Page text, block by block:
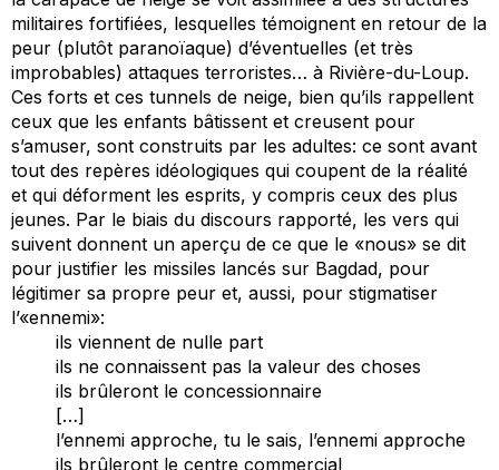
militaires fortifiées, lesquelles témoignent en retour de la
peur (plutôt paranoïaque) d’éventuelles (et très
improbables) attaques terroristes… à Rivière-du-Loup.
Ces forts et ces tunnels de neige, bien qu’ils rappellent
ceux que les enfants bâtissent et creusent pour
s’amuser, sont construits par les adultes: ce sont avant
tout des repères idéologiques qui coupent de la réalité
et qui déforment les esprits, y compris ceux des plus
jeunes. Par le biais du discours rapporté, les vers qui
suivent donnent un aperçu de ce que le «nous» se dit
pour justifier les missiles lancés sur Bagdad, pour
légitimer sa propre peur et, aussi, pour stigmatiser
l’«ennemi»:
ils viennent de nulle part
ils ne connaissent pas la valeur des choses
ils brûleront le concessionnaire
[…]
l’ennemi approche, tu le sais, l’ennemi approche
ils brûleront le centre commercial